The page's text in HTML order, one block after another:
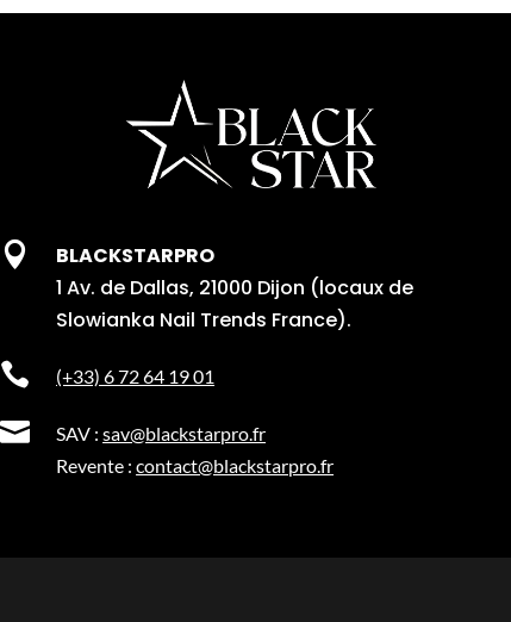

BLACKSTARPRO
1 Av. de Dallas, 21000 Dijon (locaux de
Slowianka Nail Trends France).
 (+33) 6 72 64 19 01
 SAV :sav@blackstarpro.fr
Revente :contact@blackstarpro.fr